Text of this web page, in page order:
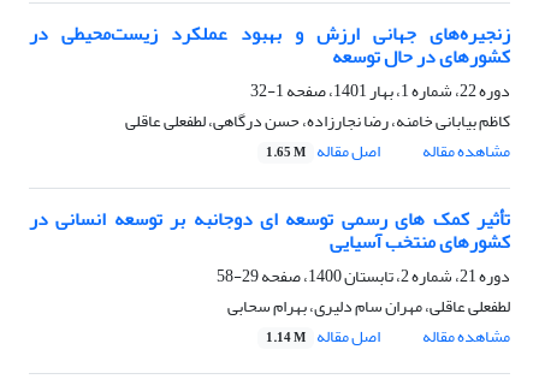
زنجیره‌های جهانی ارزش و بهبود عملکرد زیست‌محیطی در
کشورهای در حال توسعه
دوره 22، شماره 1، بهار 1401، صفحه
1-32
کاظم بیابانی خامنه، رضا نجارزاده، حسن درگاهی، لطفعلی عاقلی
مشاهده مقاله
اصل مقاله 1.65 M
تأثیر کمک های رسمی توسعه ای دوجانبه بر توسعه انسانی در
کشورهای منتخب آسیایی
دوره 21، شماره 2، تابستان 1400، صفحه
29-58
لطفعلی عاقلی، مهران سام دلیری، بهرام سحابی
مشاهده مقاله
اصل مقاله 1.14 M